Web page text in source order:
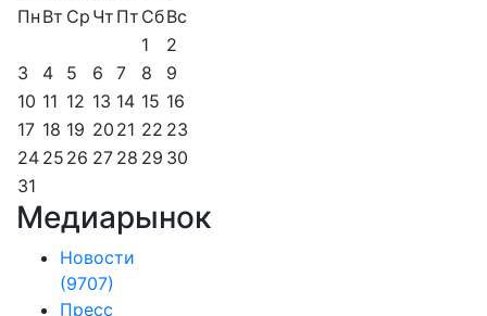
Пн Вт Ср Чт Пт СбВс
1
2
3
4 5 6 7 8
9
10 11 12 13 14 15 16
17 18 19 20 21 22 23
24 25 26 27 28 29 30
31
Медиарынок
Новости
(9707)
Пресс